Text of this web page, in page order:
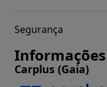
Segurança
Carplus (Gaia)